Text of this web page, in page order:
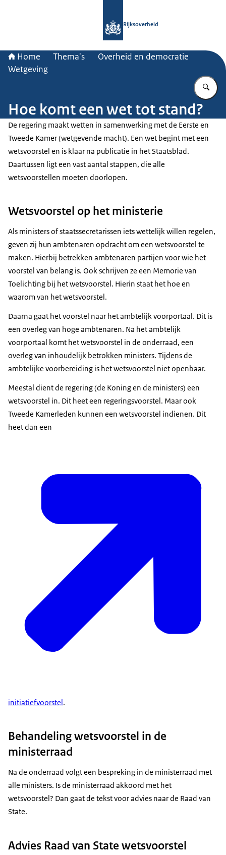
Rijksoverheid
Home Thema's
Overheid en democratie
Wetgeving
Hoe komt een wet tot stand?
De regering maakt wetten in samenwerking met de Eerste en
Tweede Kamer (wetgevende macht). Een wet begint met een
wetsvoorstel en is klaar na publicatie in het Staatsblad.
Daartussen ligt een vast aantal stappen, die alle
wetsvoorstellen moeten doorlopen.
Wetsvoorstel op het ministerie
Als ministers of staatssecretarissen iets wettelijk willen regelen,
geven zij hun ambtenaren opdracht om een wetsvoorstel te
maken. Hierbij betrekken ambtenaren partijen voor wie het
voorstel van belang is. Ook schrijven ze een Memorie van
Toelichting bij het wetsvoorstel. Hierin staat het hoe en
waarom van het wetsvoorstel.
Daarna gaat het voorstel naar het ambtelijk voorportaal. Dit is
een overleg van hoge ambtenaren. Na het ambtelijk
voorportaal komt het wetsvoorstel in de onderraad, een
overleg van inhoudelijk betrokken ministers. Tijdens de
ambtelijke voorbereiding is het wetsvoorstel niet openbaar.
Meestal dient de regering (de Koning en de ministers) een
wetsvoorstel in. Dit heet een regeringsvoorstel. Maar ook
Tweede Kamerleden kunnen een wetsvoorstel indienen. Dit
heet dan een
initiatiefvoorstel .
Behandeling wetsvoorstel in de
ministerraad
Na de onderraad volgt een bespreking in de ministerraad met
alle ministers. Is de ministerraad akkoord met het
wetsvoorstel? Dan gaat de tekst voor advies naar de Raad van
State.
Advies Raad van State wetsvoorstel